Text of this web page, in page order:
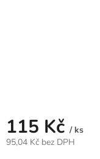
115 Kč / ks
95,04 Kč bez DPH